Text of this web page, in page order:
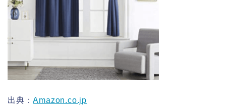
出典：Amazon.co.jp